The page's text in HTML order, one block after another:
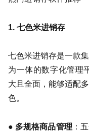
关于我们
1. 七色米进销存
七色米进销存是一款
为一体的数字化管理
大且全面，能够适配
色。
● 多规格商品管理 ：